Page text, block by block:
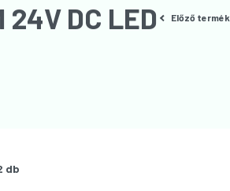
Előző termék
DC LED
db